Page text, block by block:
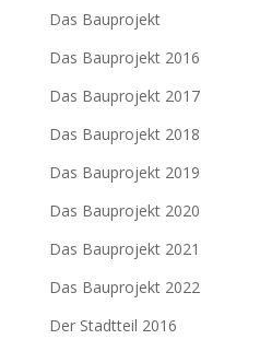
Das Bauprojekt
Das Bauprojekt 2016
Das Bauprojekt 2017
Das Bauprojekt 2018
Das Bauprojekt 2019
Das Bauprojekt 2020
Das Bauprojekt 2021
Das Bauprojekt 2022
Der Stadtteil 2016